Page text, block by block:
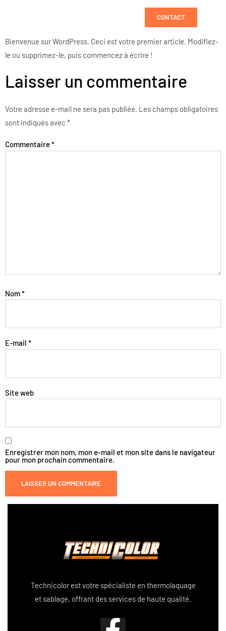
CONTACT
Bienvenue sur WordPress. Ceci est votre premier article. Modifiez-
le ou supprimez-le, puis commencez à écrire !
Laisser un commentaire
Votre adresse e-mail ne sera pas publiée. Les champs obligatoires
sont indiqués avec *
Commentaire*
Nom*
E-mail *
Site web
Enregistrer mon nom, mon e-mail et mon site dans le navigateur
pour mon prochain commentaire.
Technicolor est votre spécialiste en thermolaquage
et sablage, offrant des services de haute qualité.